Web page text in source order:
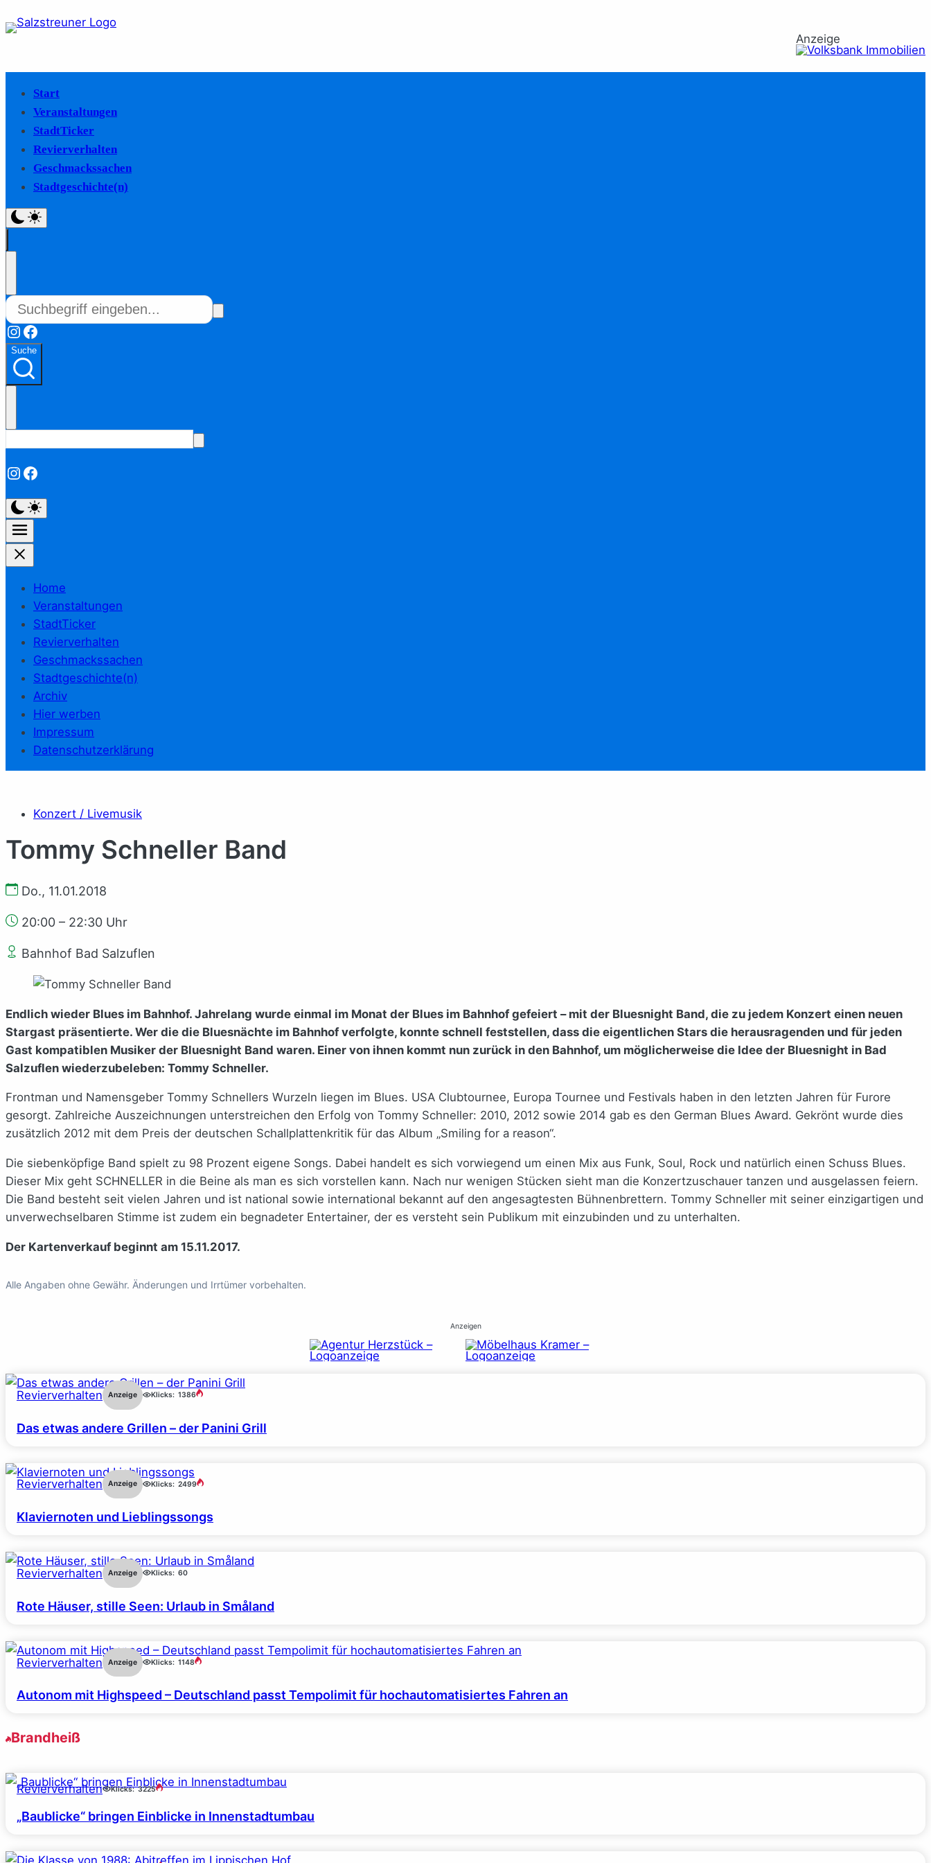
Anzeige
Start
Veranstaltungen
StadtTicker
Revierverhalten
Geschmackssachen
Stadtgeschichte(n)
Instagram
Facebook
Suche
Instagram
Facebook
Home
Veranstaltungen
StadtTicker
Revierverhalten
Geschmackssachen
Stadtgeschichte(n)
Archiv
Hier werben
Impressum
Datenschutzerklärung
Konzert / Livemusik
Tommy Schneller Band
Do., 11.01.2018
20:00 – 22:30 Uhr
Bahnhof Bad Salzuflen
Endlich wieder Blues im Bahnhof. Jahrelang wurde einmal im Monat der Blues im Bahnhof gefeiert – mit der Bluesnight Band, die zu jedem Konzert einen neuen
Stargast präsentierte. Wer die die Bluesnächte im Bahnhof verfolgte, konnte schnell feststellen, dass die eigentlichen Stars die herausragenden und für jeden
Gast kompatiblen Musiker der Bluesnight Band waren. Einer von ihnen kommt nun zurück in den Bahnhof, um möglicherweise die Idee der Bluesnight in Bad
Salzuflen wiederzubeleben: Tommy Schneller.
Frontman und Namensgeber Tommy Schnellers Wurzeln liegen im Blues. USA Clubtournee, Europa Tournee und Festivals haben in den letzten Jahren für Furore
gesorgt. Zahlreiche Auszeichnungen unterstreichen den Erfolg von Tommy Schneller: 2010, 2012 sowie 2014 gab es den German Blues Award. Gekrönt wurde dies
zusätzlich 2012 mit dem Preis der deutschen Schallplattenkritik für das Album „Smiling for a reason“.
Die siebenköpfige Band spielt zu 98 Prozent eigene Songs. Dabei handelt es sich vorwiegend um einen Mix aus Funk, Soul, Rock und natürlich einen Schuss Blues.
Dieser Mix geht SCHNELLER in die Beine als man es sich vorstellen kann. Nach nur wenigen Stücken sieht man die Konzertzuschauer tanzen und ausgelassen feiern.
Die Band besteht seit vielen Jahren und ist national sowie international bekannt auf den angesagtesten Bühnenbrettern. Tommy Schneller mit seiner einzigartigen und
unverwechselbaren Stimme ist zudem ein begnadeter Entertainer, der es versteht sein Publikum mit einzubinden und zu unterhalten.
Der Kartenverkauf beginnt am 15.11.2017.
Alle Angaben ohne Gewähr. Änderungen und Irrtümer vorbehalten.
Anzeigen
Revierverhalten Anzeige Klicks: 1386
Das etwas andere Grillen – der Panini Grill
Revierverhalten Anzeige Klicks: 2499
Klaviernoten und Lieblingssongs
Revierverhalten Anzeige Klicks: 60
Rote Häuser, stille Seen: Urlaub in Småland
Revierverhalten Anzeige Klicks: 1148
Autonom mit Highspeed – Deutschland passt Tempolimit für hochautomatisiertes Fahren an
Brandheiß
Revierverhalten Klicks: 3225
„Baublicke“ bringen Einblicke in Innenstadtumbau